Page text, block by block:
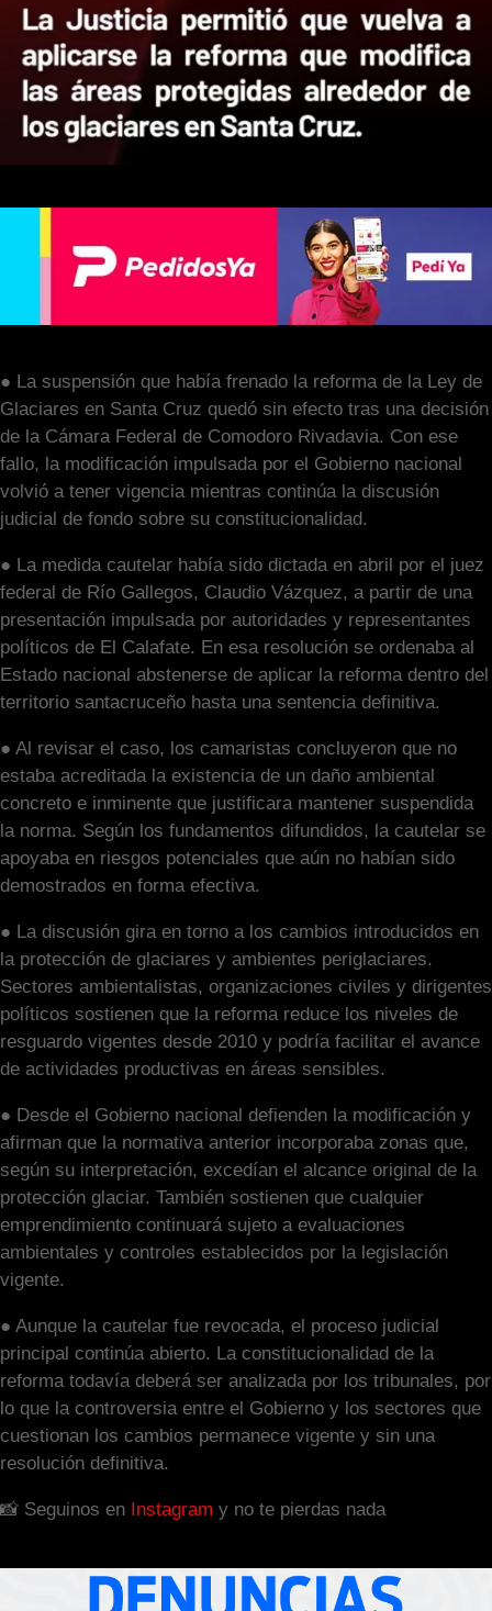
● La suspensión que había frenado la reforma de la Ley de
Glaciares en Santa Cruz quedó sin efecto tras una decisión
de la Cámara Federal de Comodoro Rivadavia. Con ese
fallo, la modificación impulsada por el Gobierno nacional
volvió a tener vigencia mientras continúa la discusión
judicial de fondo sobre su constitucionalidad.
● La medida cautelar había sido dictada en abril por el juez
federal de Río Gallegos, Claudio Vázquez, a partir de una
presentación impulsada por autoridades y representantes
políticos de El Calafate. En esa resolución se ordenaba al
Estado nacional abstenerse de aplicar la reforma dentro del
territorio santacruceño hasta una sentencia definitiva.
● Al revisar el caso, los camaristas concluyeron que no
estaba acreditada la existencia de un daño ambiental
concreto e inminente que justificara mantener suspendida
la norma. Según los fundamentos difundidos, la cautelar se
apoyaba en riesgos potenciales que aún no habían sido
demostrados en forma efectiva.
● La discusión gira en torno a los cambios introducidos en
la protección de glaciares y ambientes periglaciares.
Sectores ambientalistas, organizaciones civiles y dirigentes
políticos sostienen que la reforma reduce los niveles de
resguardo vigentes desde 2010 y podría facilitar el avance
de actividades productivas en áreas sensibles.
● Desde el Gobierno nacional defienden la modificación y
afirman que la normativa anterior incorporaba zonas que,
según su interpretación, excedían el alcance original de la
protección glaciar. También sostienen que cualquier
emprendimiento continuará sujeto a evaluaciones
ambientales y controles establecidos por la legislación
vigente.
● Aunque la cautelar fue revocada, el proceso judicial
principal continúa abierto. La constitucionalidad de la
reforma todavía deberá ser analizada por los tribunales, por
lo que la controversia entre el Gobierno y los sectores que
cuestionan los cambios permanece vigente y sin una
resolución definitiva.
📸 Seguinos en Instagram y no te pierdas nada